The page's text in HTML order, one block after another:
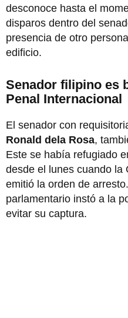
desconoce hasta el
disparos dentro del
presencia de otro
edificio.
Senador filipino es
Penal Internacional
El senador con
Ronald dela Rosa,
Este se había refugiado
desde el lunes cuando la
emitió la orden de
parlamentario instó a la
evitar su captura.